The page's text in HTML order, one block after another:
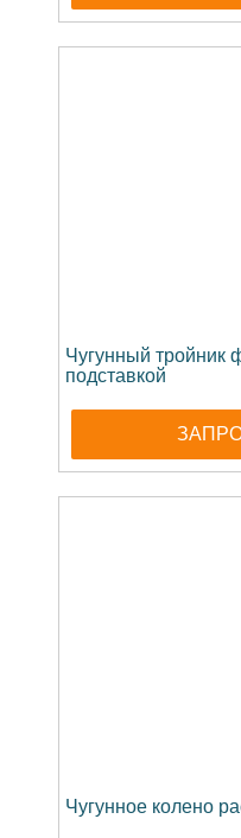
Чугунный тройник
подставкой
Чугунное колено